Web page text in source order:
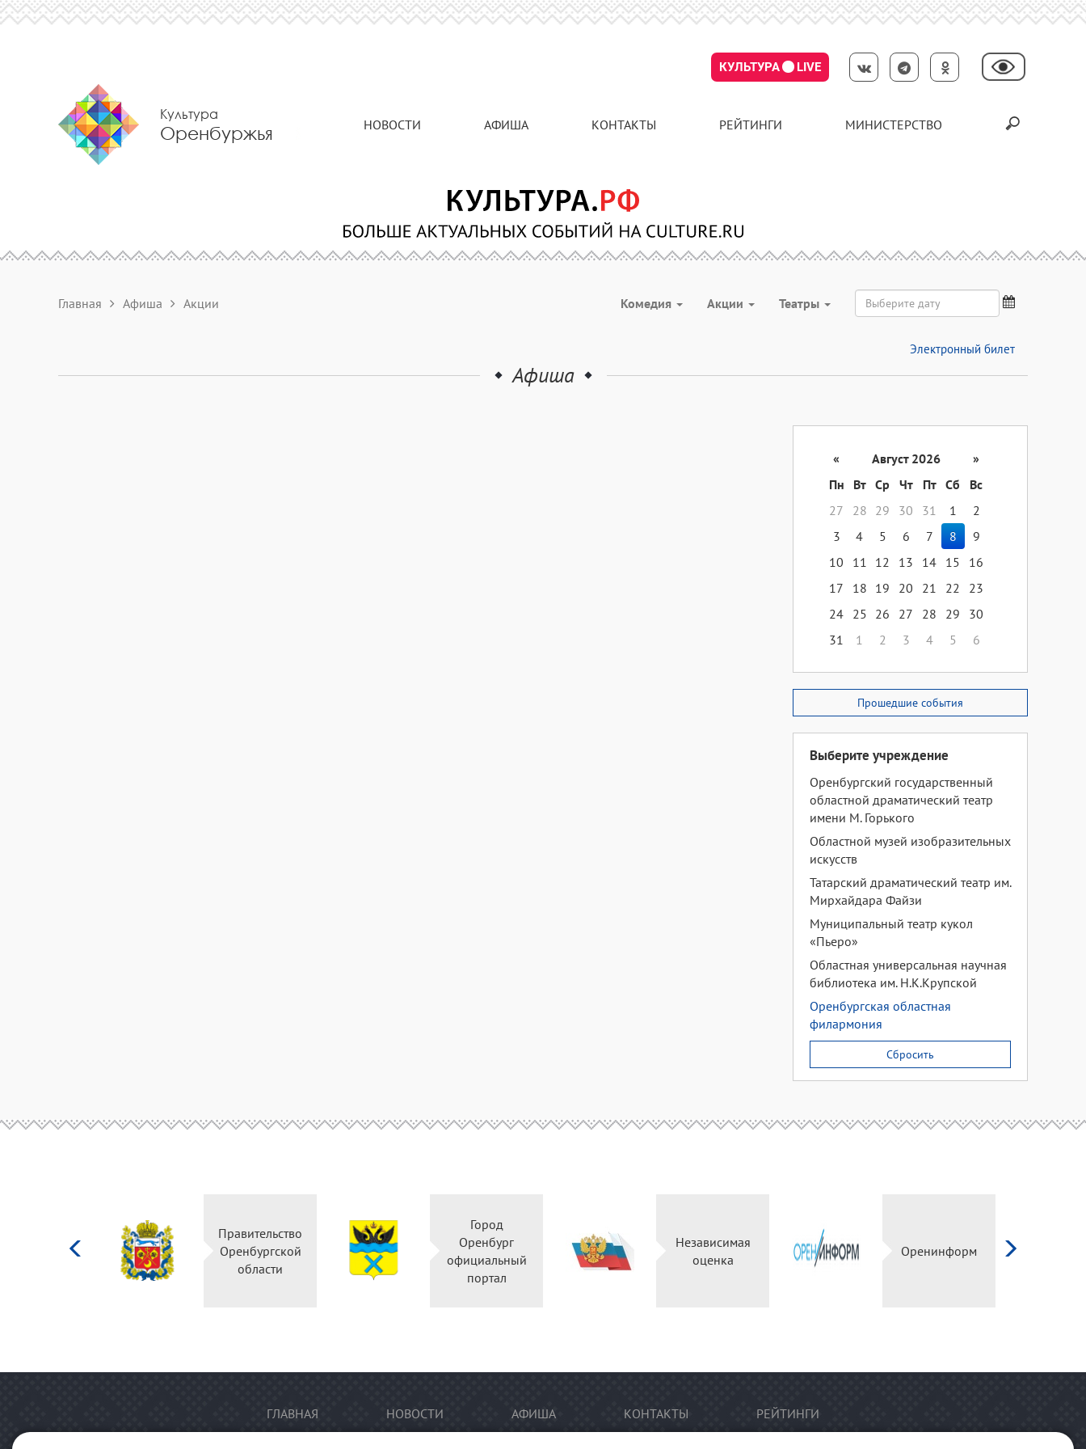
КУЛЬТУРА LIVE
Культура
Оренбуржья НОВОСТИ АФИША КОНТАКТЫ РЕЙТИНГИ МИНИСТЕРСТВО
Главная Афиша Акции Комедия Акции Театры
Электронный билет
Афиша
« Август 2026
»
Пн
Вт Ср Чт Пт Сб
Вс
27
28 29 30 31 1
2
3
4 5 6 7 8
9
10
11 12 13 14 15
16
17
18 19 20 21 22
23
24 25 26 27 28 29
30
31
1 2 3 4 5 6
Прошедшие события
Выберите учреждение
Оренбургский государственный
областной драматический театр
имени М. Горького
Областной музей изобразительных
искусств
Татарский драматический театр им.
Мирхайдара Файзи
Муниципальный театр кукол
«Пьеро»
Областная универсальная научная
библиотека им. Н.К.Крупской
Оренбургская областная
филармония
Сбросить
Правительство
Оренбургской
области
Город
Оренбург
официальный
портал
Независимая
оценка
Оренинформ
ГЛАВНАЯ НОВОСТИ АФИША КОНТАКТЫ РЕЙТИНГИ